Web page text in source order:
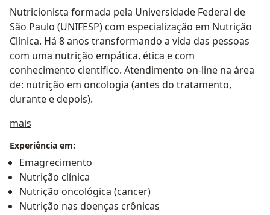
Nutricionista formada pela Universidade Federal de
São Paulo (UNIFESP) com especialização em Nutrição
Clínica. Há 8 anos transformando a vida das pessoas
com uma nutrição empática, ética e com
conhecimento científico. Atendimento on-line na área
de: nutrição em oncologia (antes do tratamento,
durante e depois).
mais
Experiência em:
Emagrecimento
Nutrição clínica
Nutrição oncológica (cancer)
Nutrição nas doenças crônicas